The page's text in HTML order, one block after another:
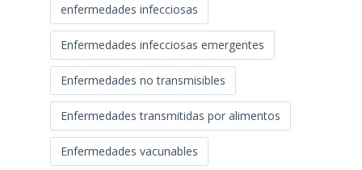
enfermedades infecciosas
Enfermedades infecciosas emergentes
Enfermedades no transmisibles
Enfermedades transmitidas por alimentos
Enfermedades vacunables